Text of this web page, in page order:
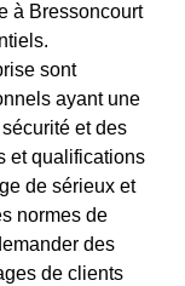
à Bressoncourt
sont
ayant une
et des
et qualifications
de sérieux et
normes de
des
de clients